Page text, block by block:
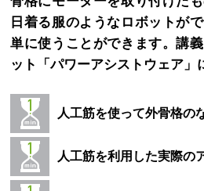
日着る服のようなロボットが
単に使うことができます。講
ット「パワーアシストウェア」
人工筋を使って外骨格の
人工筋を利用した実際の